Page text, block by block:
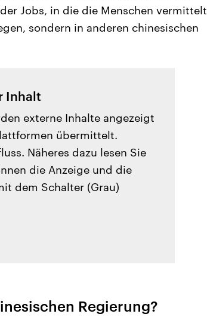
Jobs, in die die Menschen vermittelt
sondern in anderen chinesischen
Inhalt
externe Inhalte angezeigt
übermittelt.
Näheres dazu lesen Sie
die Anzeige und die
dem Schalter (Grau)
Regierung?